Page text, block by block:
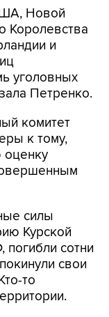
Новой
Королевства
и
уголовных
Петренко.
комитет
к тому,
оценку
силы
Курской
сотни
свои
то